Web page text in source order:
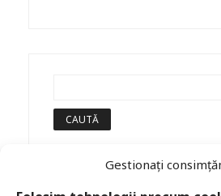
Gestionați